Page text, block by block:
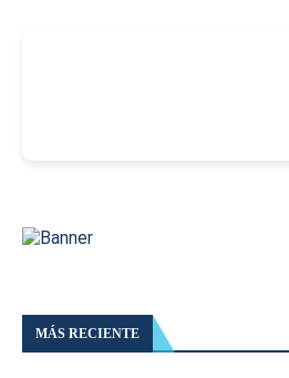
MÁS RECIENTE